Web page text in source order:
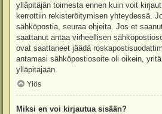
ylläpitäjän toimesta ennen kuin voit
kerrottiin rekisteröitymisen yhteydessä.
sähköpostia, seuraa ohjeita. Jos et
saattanut antaa virheellisen
ovat saattaneet jäädä
antamasi sähköpostiosoite oli oikein,
ylläpitäjään.
Ylös
Miksi en voi kirjautua sisään?